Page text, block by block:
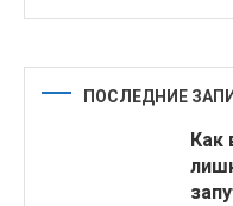
ПОСЛЕДНИЕ
Как